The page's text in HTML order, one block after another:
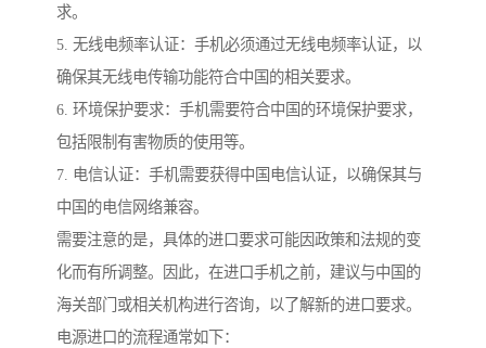
求。
5. 无线电频率认证：手机必须通过无线电频率认证，以
确保其无线电传输功能符合中国的相关要求。
6. 环境保护要求：手机需要符合中国的环境保护要求，
包括限制有害物质的使用等。
7. 电信认证：手机需要获得中国电信认证，以确保其与
中国的电信网络兼容。
需要注意的是，具体的进口要求可能因政策和法规的变
化而有所调整。因此，在进口手机之前，建议与中国的
海关部门或相关机构进行咨询，以了解新的进口要求。
电源进口的流程通常如下：